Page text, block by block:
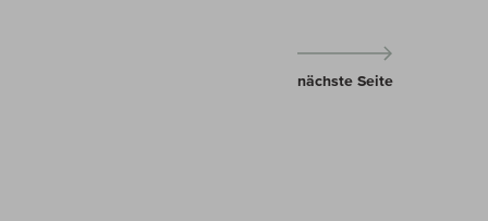
nächste Seite